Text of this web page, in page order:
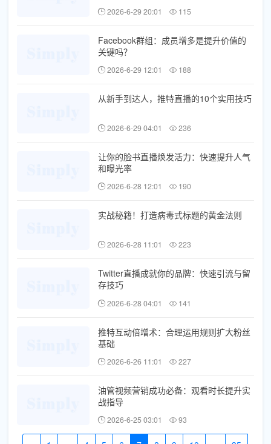
2026-6-29 20:01 115
Facebook群组：成员增多是提升价值的
关键吗？
2026-6-29 12:01 188
从新手到达人，推特直播的10个实用技巧
2026-6-29 04:01 236
让你的脸书直播焕发活力：快速提升人气
和曝光率
2026-6-28 12:01 190
实战秘籍！打造病毒式标题的黄金法则
2026-6-28 11:01 223
Twitter直播成就你的品牌：快速引流与留
存技巧
2026-6-28 04:01 141
推特互动倍增术：合理运用规则扩大粉丝
基础
2026-6-26 11:01 227
油管视频营销成功必备：观看时长提升实
战指导
2026-6-25 03:01 93